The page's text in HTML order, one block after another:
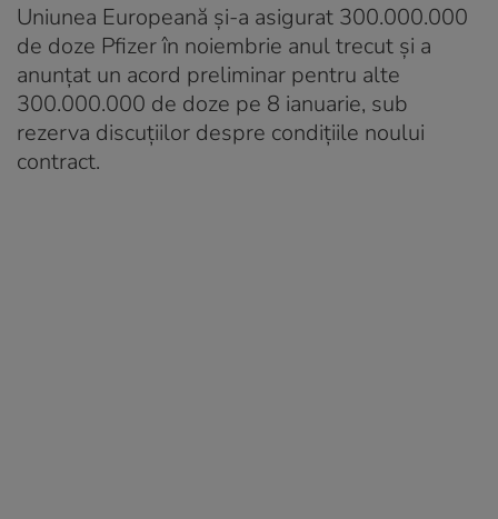
Uniunea Europeană și-a asigurat 300.000.000
de doze Pfizer în noiembrie anul trecut și a
anunțat un acord preliminar pentru alte
300.000.000 de doze pe 8 ianuarie, sub
rezerva discuțiilor despre condițiile noului
contract.